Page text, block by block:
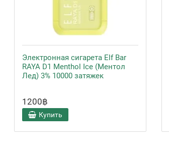
Электронная сигарета Elf Bar
RAYA D1 Menthol Ice (Ментол
Лед) 3% 10000 затяжек
1200฿
Купить